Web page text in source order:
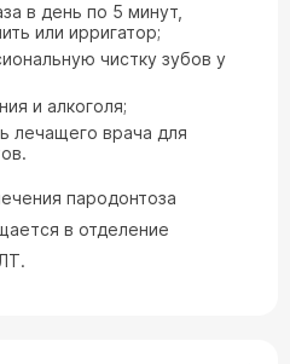
в день по 5 минут,
или ирригатор;
чистку зубов у
и алкоголя;
лечащего врача для
пародонтоза
в отделение